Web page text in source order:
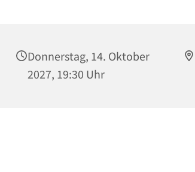
Donnerstag, 14. Oktober
2027, 19:30 Uhr